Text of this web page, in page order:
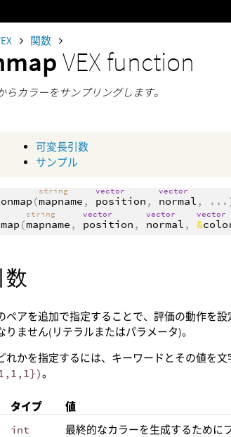
関数
VEX function
らカラーをサンプリングします。
可変長引数
サンプル
(
string
mapname ,
vector
position ,
vector
normal , ...
(
string
mapname ,
vector
position ,
vector
normal ,
vector
&
数
ペアを追加で指定することで、評価の動作を
りません(リテラルまたはパラメータ)。
れかを指定するには、キーワードとその値を文
。
タイプ
値
int 最終的なカラーを生成するために